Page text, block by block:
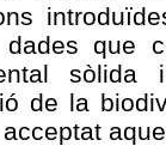
que
de la